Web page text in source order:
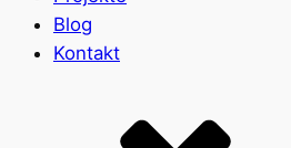
Blog
Kontakt